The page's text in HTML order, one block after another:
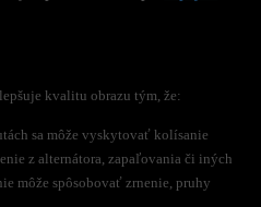
kvalitu obrazu tým, že:
sa môže vyskytovať kolísanie
z alternátora, zapaľovania či iných
môže spôsobovať zrnenie, pruhy